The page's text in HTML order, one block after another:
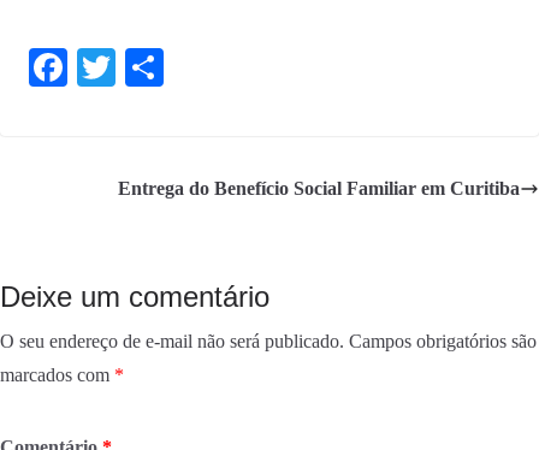
Fa
T
r
Entrega do Benefício Social Familiar em Curitiba
Deixe um comentário
O seu endereço de e-mail não será publicado. Campos obrigatórios são
marcados com *